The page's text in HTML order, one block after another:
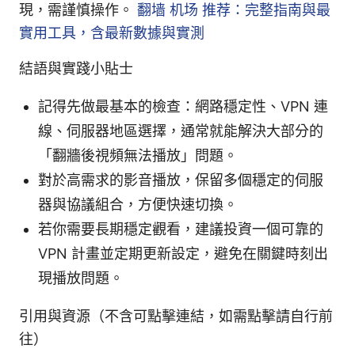
現，需謹慎操作。 翻墙 机场 推荐：完整指南與最
實用工具，含最新數據與實測
結語與實踐小貼士
記得先做最基本的檢查：網路穩定性、VPN 連
線、伺服器地區選擇，通常就能解決大部分的
「翻牆後視頻無法播放」問題。
對於高需求的影音播放，保留多個穩定的伺服
器與協議組合，方便快速切換。
若你需要長期穩定觀看，建議投資一個可靠的
VPN 計畫並定期更新設定，避免在關鍵時刻出
現播放問題。
引用與資源（不含可點擊連結，如需點擊請自行前
往）